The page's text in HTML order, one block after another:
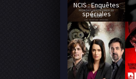
NCIS : Enquêtes
spéciales